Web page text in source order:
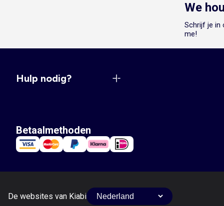
We
Schrijf je in
me!
Hulp nodig?
Betaalmethoden
De websites van Kiabi